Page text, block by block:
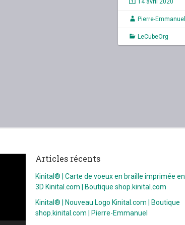
14 avril 2020
Pierre-Emmanuel
LeCubeOrg
Articles récents
Kinital® | Carte de voeux en braille imprimée en
3D Kinital.com | Boutique shop.kinital.com
Kinital® | Nouveau Logo Kinital.com | Boutique
shop.kinital.com | Pierre-Emmanuel